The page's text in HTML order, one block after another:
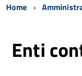
Home
Enti